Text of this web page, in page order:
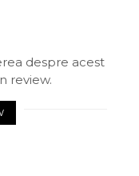
despre acest
review.